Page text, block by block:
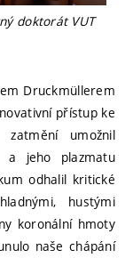
doktorát VUT
Druckmüllerem
přístup ke
zatmění umožnil
a jeho plazmatu
odhalil kritické
hustými
koronální hmoty
naše chápání